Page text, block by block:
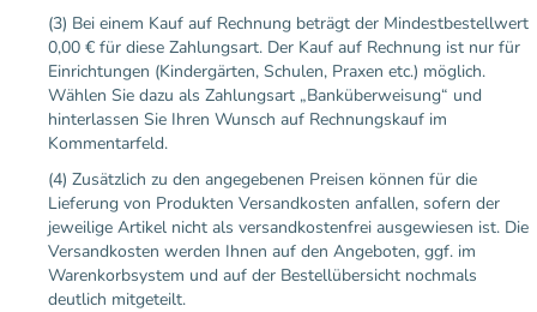
(3) Bei einem Kauf auf Rechnung beträgt der Mindestbestellwert
0,00 € für diese Zahlungsart. Der Kauf auf Rechnung ist nur für
Einrichtungen (Kindergärten, Schulen, Praxen etc.) möglich.
Wählen Sie dazu als Zahlungsart „Banküberweisung“ und
hinterlassen Sie Ihren Wunsch auf Rechnungskauf im
Kommentarfeld.
(4) Zusätzlich zu den angegebenen Preisen können für die
Lieferung von Produkten Versandkosten anfallen, sofern der
jeweilige Artikel nicht als versandkostenfrei ausgewiesen ist. Die
Versandkosten werden Ihnen auf den Angeboten, ggf. im
Warenkorbsystem und auf der Bestellübersicht nochmals
deutlich mitgeteilt.